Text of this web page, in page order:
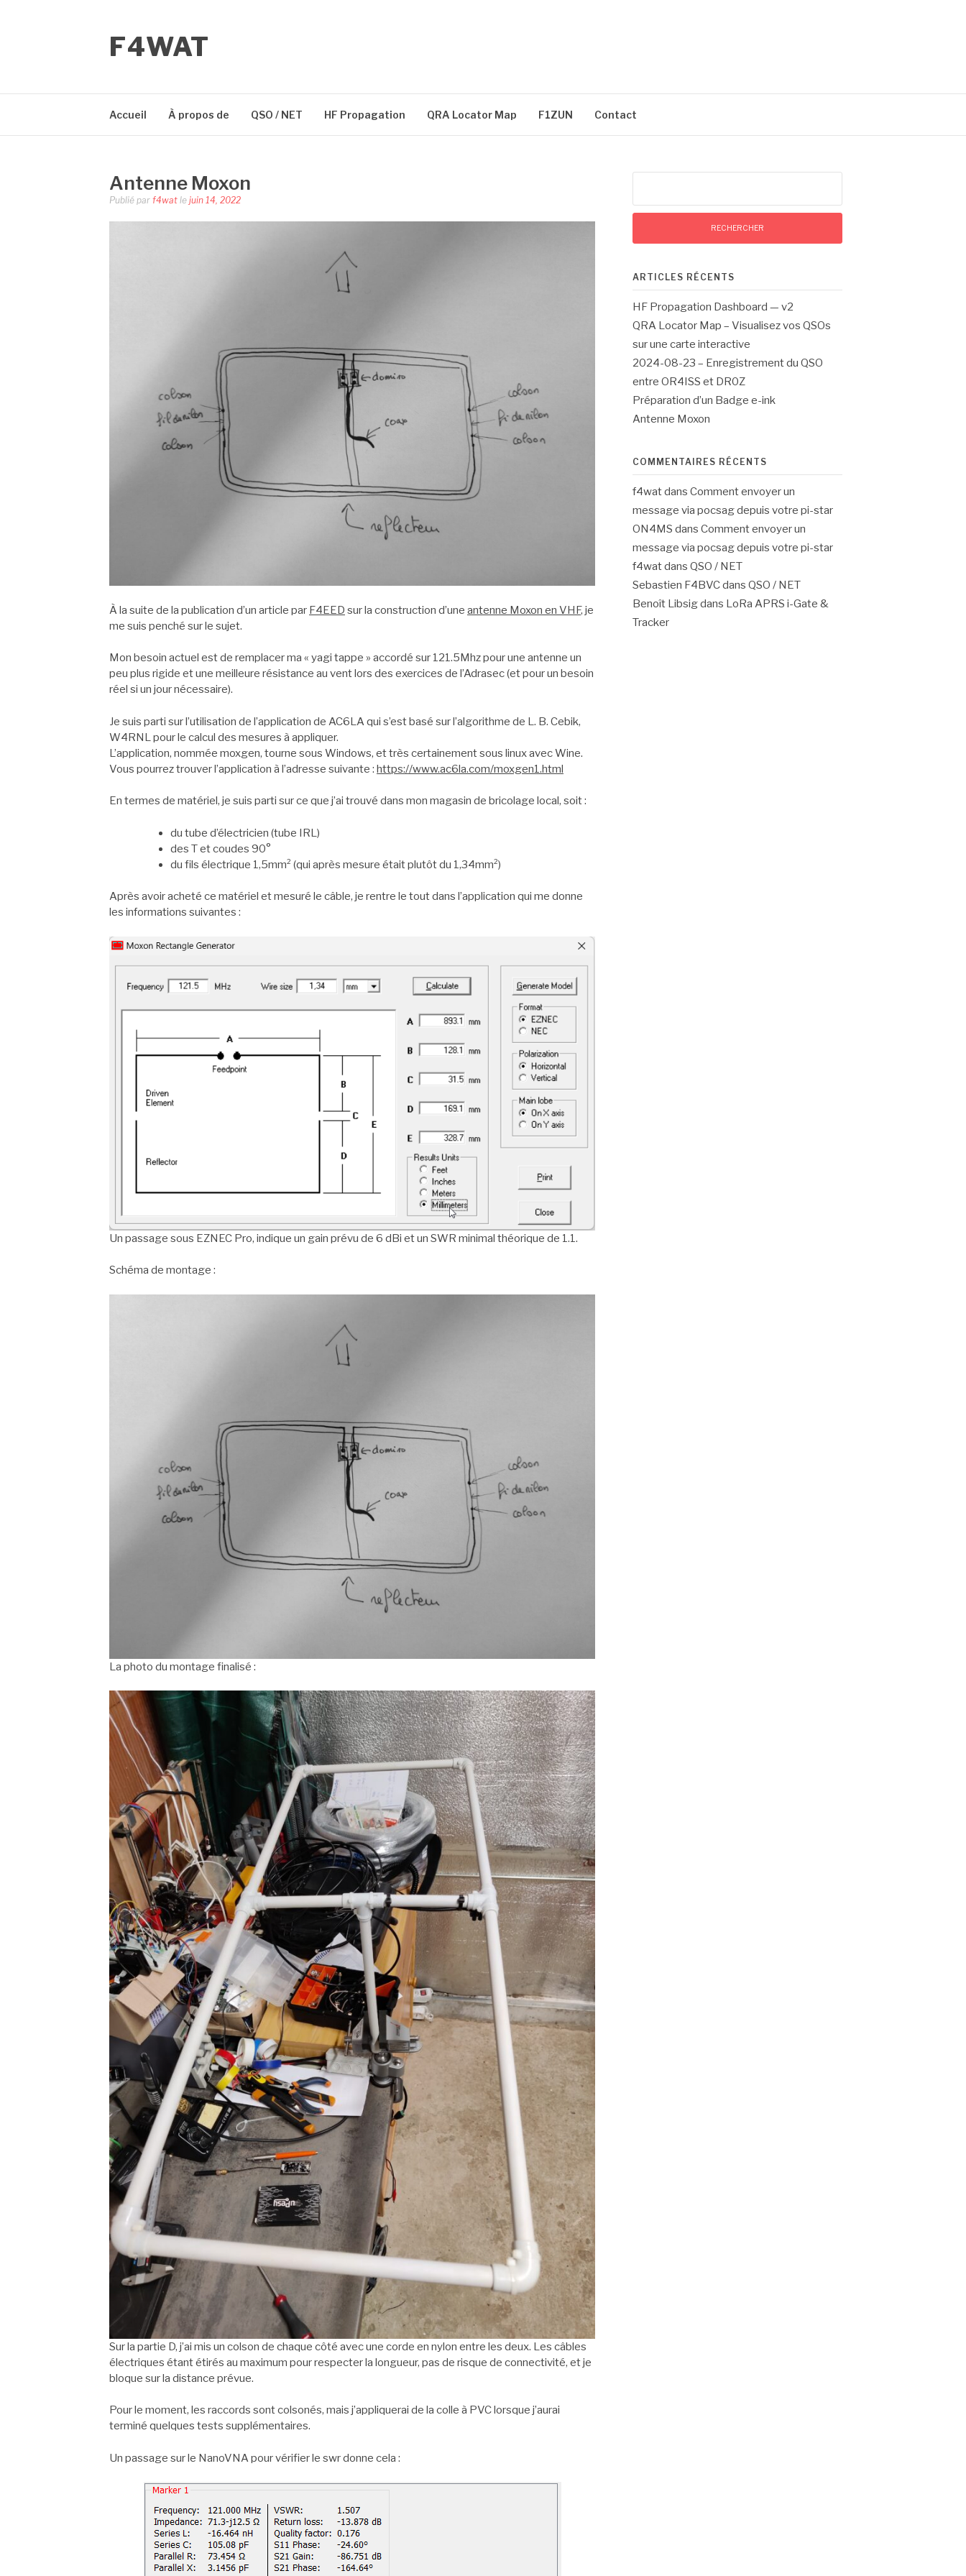
F4WAT
Accueil À propos de QSO / NET HF Propagation QRA Locator Map F1ZUN Contact
Antenne Moxon
Publié par f4wat le juin 14, 2022
À la suite de la publication d’un article par F4EED sur la construction d’une antenne Moxon en VHF, je
me suis penché sur le sujet.
Mon besoin actuel est de remplacer ma « yagi tappe » accordé sur 121.5Mhz pour une antenne un
peu plus rigide et une meilleure résistance au vent lors des exercices de l’Adrasec (et pour un besoin
réel si un jour nécessaire).
Je suis parti sur l’utilisation de l’application de AC6LA qui s’est basé sur l’algorithme de L. B. Cebik,
W4RNL pour le calcul des mesures à appliquer.
L’application, nommée moxgen, tourne sous Windows, et très certainement sous linux avec Wine.
Vous pourrez trouver l’application à l’adresse suivante : https://www.ac6la.com/moxgen1.html
En termes de matériel, je suis parti sur ce que j’ai trouvé dans mon magasin de bricolage local, soit :
du tube d’électricien (tube IRL)
des T et coudes 90°
du fils électrique 1,5mm² (qui après mesure était plutôt du 1,34mm²)
Après avoir acheté ce matériel et mesuré le câble, je rentre le tout dans l’application qui me donne
les informations suivantes :
Un passage sous EZNEC Pro, indique un gain prévu de 6 dBi et un SWR minimal théorique de 1.1.
Schéma de montage :
La photo du montage finalisé :
Sur la partie D, j’ai mis un colson de chaque côté avec une corde en nylon entre les deux. Les câbles
électriques étant étirés au maximum pour respecter la longueur, pas de risque de connectivité, et je
bloque sur la distance prévue.
Pour le moment, les raccords sont colsonés, mais j’appliquerai de la colle à PVC lorsque j’aurai
terminé quelques tests supplémentaires.
Un passage sur le NanoVNA pour vérifier le swr donne cela :
ARTICLES RÉCENTS
HF Propagation Dashboard — v2
QRA Locator Map – Visualisez vos QSOs
sur une carte interactive
2024-08-23 – Enregistrement du QSO
entre OR4ISS et DR0Z
Préparation d’un Badge e-ink
Antenne Moxon
COMMENTAIRES RÉCENTS
f4watdans Comment envoyer un
message via pocsag depuis votre pi-star
ON4MS dans Comment envoyer un
message via pocsag depuis votre pi-star
f4watdans QSO / NET
Sebastien F4BVCdans QSO / NET
Benoît Libsigdans LoRa APRS i-Gate &
Tracker